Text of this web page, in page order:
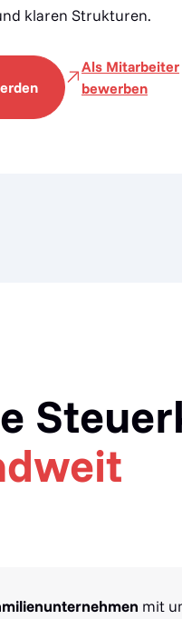
klaren Strukturen.
Als Mitarbeiter
bewerben
mit